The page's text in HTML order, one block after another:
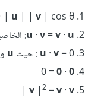
| u v | cos θ: حاصل الجداء النقطي لشعاعين
u ·v=v· u
:
u ·v= 0 : حيث u و
0
·
0
= 0
v 2 =v·v